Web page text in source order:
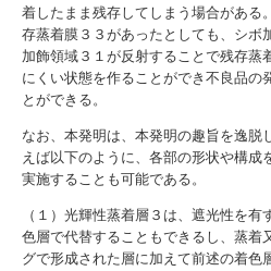
着したまま残存してしまう場合がある
存蒸着膜３３があったとしても、シボ
加飾領域３１が反射することで残存蒸
にくい状態を作ることができ不良品の
とができる。
なお、本発明は、本発明の趣旨を逸脱
えば以下のように、各部の形状や構成
実施することも可能である。
（１）光輝性蒸着層３は、遮光性を有
色層で代替することもできるし、蒸着
グで形成された層に加えて前述の着色